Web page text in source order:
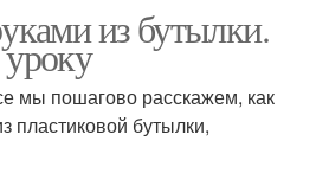
из бутылки.
мы пошагово расскажем, как
пластиковой бутылки,